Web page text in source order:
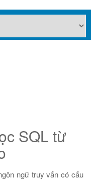
SQL từ
ngữ truy vấn có cấu